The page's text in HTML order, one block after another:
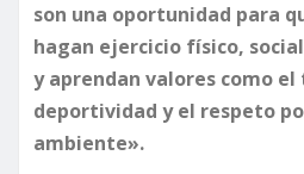
son una oportunidad para
hagan ejercicio físico,
y aprendan valores como
deportividad y el respeto
ambiente».